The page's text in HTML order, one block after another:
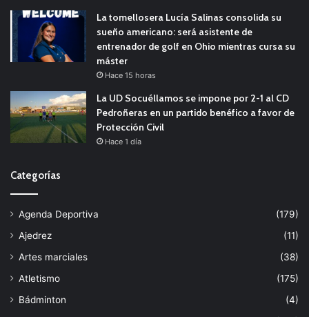
La tomellosera Lucía Salinas consolida su
sueño americano: será asistente de
entrenador de golf en Ohio mientras cursa su
máster
Hace 15 horas
La UD Socuéllamos se impone por 2-1 al CD
Pedroñeras en un partido benéfico a favor de
Protección Civil
Hace 1 día
Categorías
Agenda Deportiva
(179)
Ajedrez
(11)
Artes marciales
(38)
Atletismo
(175)
Bádminton
(4)